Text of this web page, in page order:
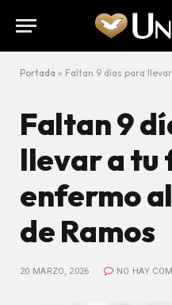
Portada » Faltan 9 días para llevar a
Faltan 9
llevar a
enfermo
de Ramos
20 MARZO, 2026 NO HAY